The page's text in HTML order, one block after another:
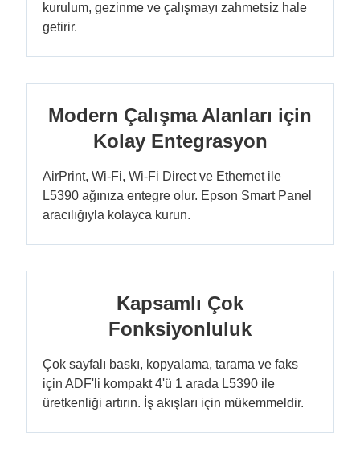
kurulum, gezinme ve çalışmayı zahmetsiz hale
getirir.
Modern Çalışma Alanları için
Kolay Entegrasyon
AirPrint, Wi-Fi, Wi-Fi Direct ve Ethernet ile
L5390 ağınıza entegre olur. Epson Smart Panel
aracılığıyla kolayca kurun.
Kapsamlı Çok
Fonksiyonluluk
Çok sayfalı baskı, kopyalama, tarama ve faks
için ADF'li kompakt 4'ü 1 arada L5390 ile
üretkenliği artırın. İş akışları için mükemmeldir.